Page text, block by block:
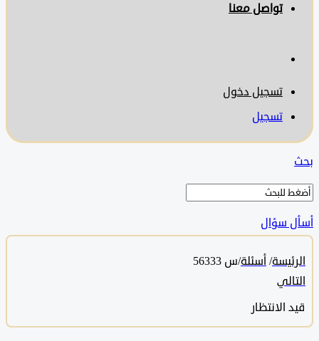
تواصل معنا
تسجيل دخول
تسجيل
سؤال
/ أسئلة/س 56333
الانتظار